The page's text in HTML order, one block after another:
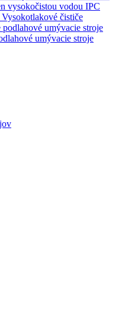
vysokočistou vodou IPC
Vysokotlakové čističe
umývacie stroje